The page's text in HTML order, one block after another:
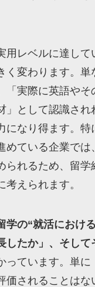
用レベルに達して
く変わります。単
「実際に英語やそ
」として認識され
になり得ます。特
めている企業では
られるため、留学
えられます。
学の“就活におけ
したか」、そして
っています。単に
価されることはな